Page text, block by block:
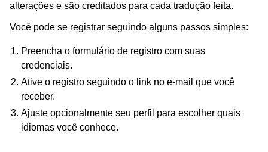
alterações e são creditados para cada tradução feita.
Você pode se registrar seguindo alguns passos simples:
Preencha o formulário de registro com suas
credenciais.
Ative o registro seguindo o link no e-mail que você
receber.
Ajuste opcionalmente seu perfil para escolher quais
idiomas você conhece.